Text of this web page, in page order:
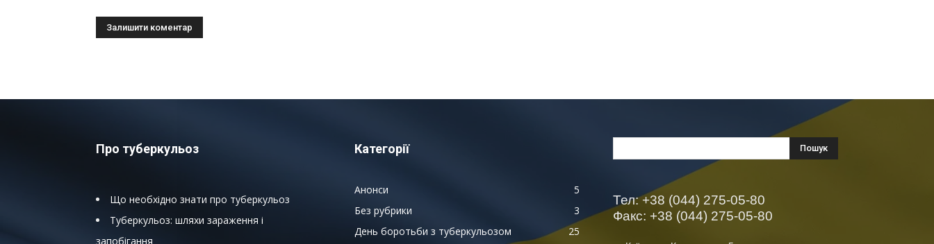
Про туберкульоз
Що необхідно знати про туберкульоз
Туберкульоз: шляхи зараження і
запобігання
Категорії
Анонси
5
Без рубрики
3
День боротьби з туберкульозом
25
Тел: +38 (044) 275-05-80
Факс: +38 (044) 275-05-80